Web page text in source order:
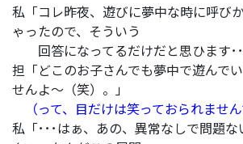
私「コレ昨夜、遊びに夢中な時に呼び
ゃったので、そういう
回答になってるだけだと思ひます･･
担「どこのお子さんでも夢中で遊んで
せんよ～（笑）。」
（って、目だけは笑っておられませ
私「･･･はぁ、あの、異常なしで問題な